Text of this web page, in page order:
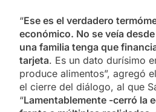
“Ese es el verdadero
económico. No se veía
una familia tenga que
tarjeta. Es un dato durísimo
produce alimentos”, agregó
el cierre del diálogo, al que
“Lamentablemente -cerró la